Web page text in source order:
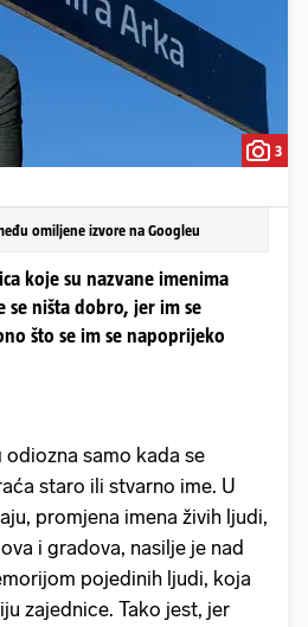
3
omiljene izvore na Googleu
koje su nazvane imenima
se ništa dobro, jer im se
što se im se napoprijeko
odiozna samo kada se
staro ili stvarno ime. U
promjena imena živih ljudi,
i gradova, nasilje je nad
pojedinih ljudi, koja
zajednice. Tako jest, jer